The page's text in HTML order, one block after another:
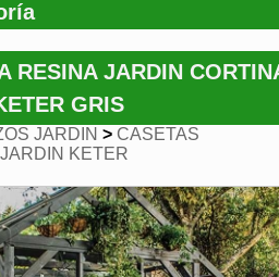
RESINA JARDIN
GRIS
JARDIN > CASETAS
KETER